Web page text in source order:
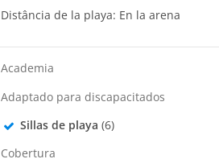
Distância de la playa: En la arena
Academia
Adaptado para discapacitados
Sillas de playa (6)
Cobertura